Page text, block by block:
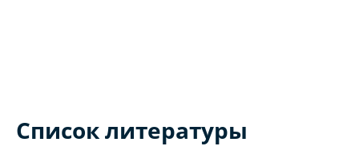
Список литературы